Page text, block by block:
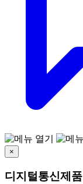
×
디지털통신제품